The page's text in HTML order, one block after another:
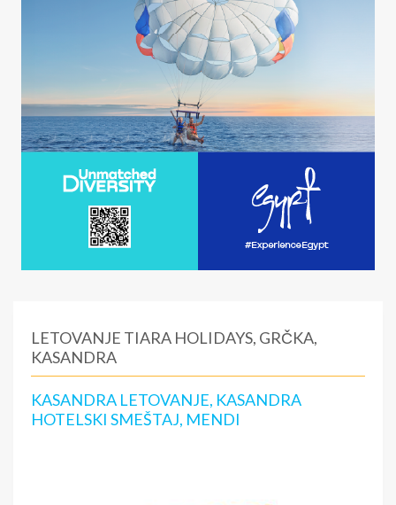
LETOVANJE TIARA HOLIDAYS, GRČKA,
KASANDRA
KASANDRA LETOVANJE, KASANDRA
HOTELSKI SMEŠTAJ, MENDI